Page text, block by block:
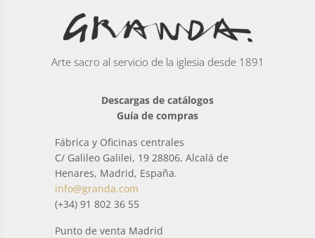
Arte sacro al servicio de la iglesia desde 1891
Descargas de catálogos
Guía de compras
Fábrica y Oficinas centrales
C/ Galileo Galilei, 19 28806, Alcalá de
Henares, Madrid, España.
info@granda.com
(+34) 91 802 36 55
Punto de venta Madrid